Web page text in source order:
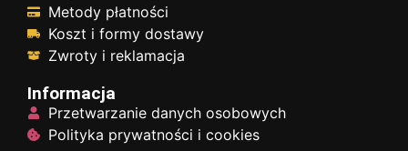
Metody płatności
Koszt i formy dostawy
Zwroty i reklamacja
Informacja
Przetwarzanie danych osobowych
Polityka prywatności i cookies